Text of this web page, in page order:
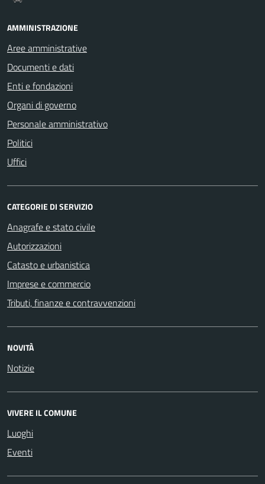
AMMINISTRAZIONE
Aree amministrative
Documenti e dati
Enti e fondazioni
Organi di governo
Personale amministrativo
Politici
Uffici
CATEGORIE DI SERVIZIO
Anagrafe e stato civile
Autorizzazioni
Catasto e urbanistica
Imprese e commercio
Tributi, finanze e contravvenzioni
NOVITÀ
Notizie
VIVERE IL COMUNE
Luoghi
Eventi